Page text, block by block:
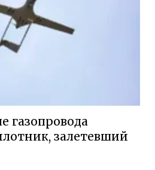
газопровода
залетевший